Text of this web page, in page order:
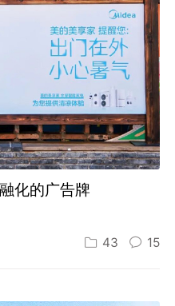
化的广告牌
43 15